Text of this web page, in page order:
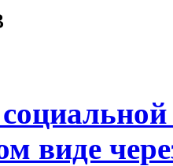
виде